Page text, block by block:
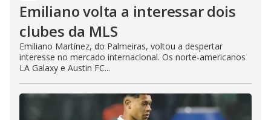
Emiliano volta a interessar dois
clubes da MLS
Emiliano Martínez, do Palmeiras, voltou a despertar
interesse no mercado internacional. Os norte-americanos
LA Galaxy e Austin FC...